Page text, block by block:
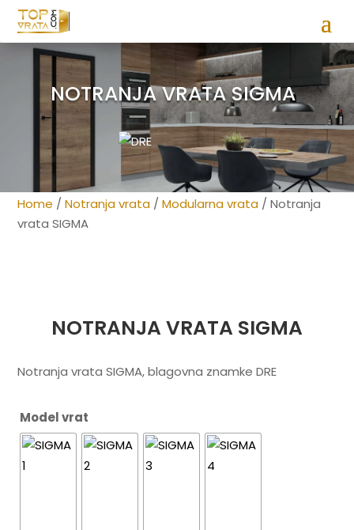
NOTRANJA VRATA SIGMA
Home /Notranja vrata /Modularna vrata / Notranja
vrata SIGMA
NOTRANJA VRATA SIGMA
Notranja vrata SIGMA, blagovna znamke DRE
Model vrat